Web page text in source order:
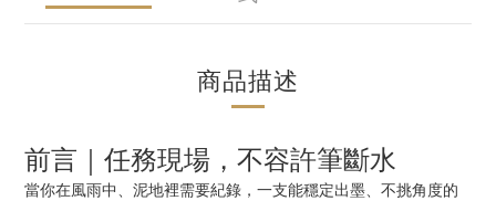
商品描述
前言｜任務現場，不容許筆斷水
當你在風雨中、泥地裡需要紀錄，一支能穩定出墨、不挑角度的